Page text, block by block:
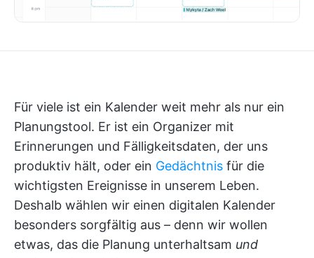
Für viele ist ein Kalender weit mehr als nur ein
Planungstool. Er ist ein Organizer mit
Erinnerungen und Fälligkeitsdaten, der uns
produktiv hält, oder ein Gedächtnis für die
wichtigsten Ereignisse in unserem Leben.
Deshalb wählen wir einen digitalen Kalender
besonders sorgfältig aus – denn wir wollen
etwas, das die Planung unterhaltsam und